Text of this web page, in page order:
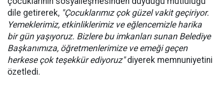
dile getirerek, "Çocuklarımız çok güzel vakit geçiriyor.
Yemeklerimiz, etkinliklerimiz ve eğlencemizle harika
bir gün yaşıyoruz. Bizlere bu imkanları sunan Belediye
Başkanımıza, öğretmenlerimize ve emeği geçen
herkese çok teşekkür ediyoruz"diyerek memnuniyetini
özetledi.